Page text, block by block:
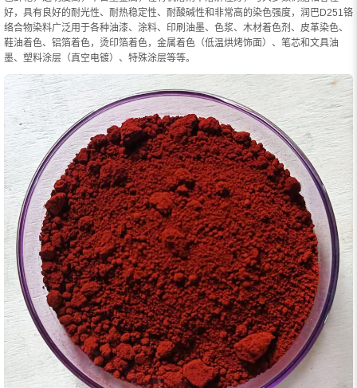
好，具有良好的耐光性、耐热稳定性、耐酸碱性和非常高的染色强度，润巴D251铬
络合物染料广泛用于各种油漆、涂料、印刷油墨、色浆、木材着色剂、皮革染色、
鞋油着色、铝箔着色，烫印箔着色，金属着色（低温烘烤饰面）、笔芯和文具油
墨、塑料涂层（真空电镀）、特殊涂层等等。